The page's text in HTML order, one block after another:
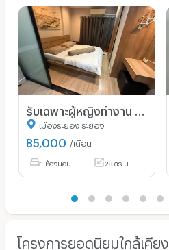
เมืองระยอง ระยอง
฿5,000 /เดือน
1 ห้องนอน 28 ตร.ม.
โครงการยอดนิยมใกล้เคียง